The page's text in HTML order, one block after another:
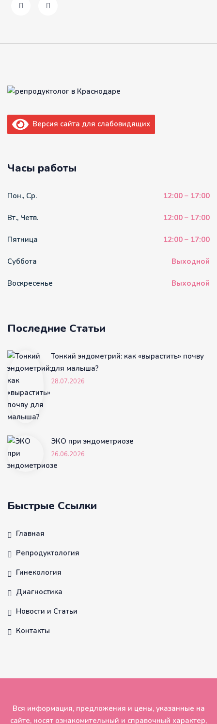
Версия сайта для слабовидящих
Часы работы
Пон., Ср. 12:00 – 17:00
Вт., Четв. 12:00 – 17:00
Пятница 12:00 – 17:00
Суббота Выходной
Воскресенье Выходной
Последние Статьи
Тонкий эндометрий: как «вырастить» почву
для малыша?
28.07.2026
ЭКО при эндометриозе
26.06.2026
Быстрые Ссылки
Главная
Репродуктология
Гинекология
Диагностика
Новости и Статьи
Контакты
Вся информация, предложения и цены, указанные на
сайте, носят ознакомительный и справочный характер,